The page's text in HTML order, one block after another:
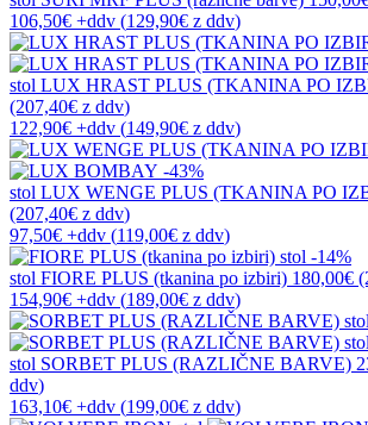
106,50€ +ddv (129,90€ z ddv)
stol LUX HRAST PLUS (TKANINA PO
(207,40€ z ddv)
122,90€ +ddv (149,90€ z ddv)
-43%
stol LUX WENGE PLUS (TKANINA PO
(207,40€ z ddv)
97,50€ +ddv (119,00€ z ddv)
-14%
stol FIORE PLUS (tkanina po izbiri) 180,00€
154,90€ +ddv (189,00€ z ddv)
stol SORBET PLUS (RAZLIČNE BARVE)
ddv)
163,10€ +ddv (199,00€ z ddv)